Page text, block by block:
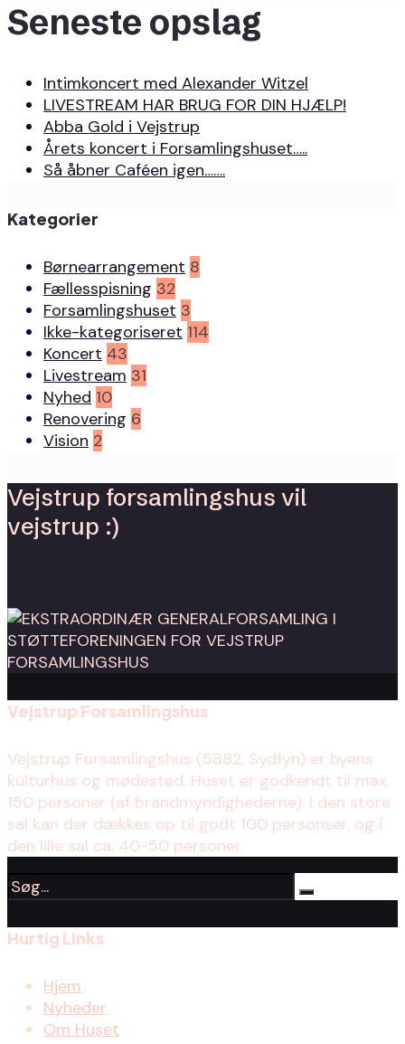
Seneste opslag
Intimkoncert med Alexander Witzel
LIVESTREAM HAR BRUG FOR DIN HJÆLP!
Abba Gold i Vejstrup
Årets koncert i Forsamlingshuset…..
Så åbner Caféen igen…….
Kategorier
Børnearrangement 8
Fællesspisning 32
Forsamlingshuset 3
Ikke-kategoriseret 114
Koncert 43
Livestream 31
Nyhed 10
Renovering 6
Vision 2
Vejstrup forsamlingshus vil
vejstrup :)
Vejstrup Forsamlingshus
Vejstrup Forsamlingshus (5882, Sydfyn) er byens
kulturhus og mødested. Huset er godkendt til max.
150 personer (af brandmyndighederne). I den store
sal kan der dækkes op til godt 100 personser, og i
den lille sal ca. 40-50 personer.
Hurtig Links
Hjem
Nyheder
Om Huset